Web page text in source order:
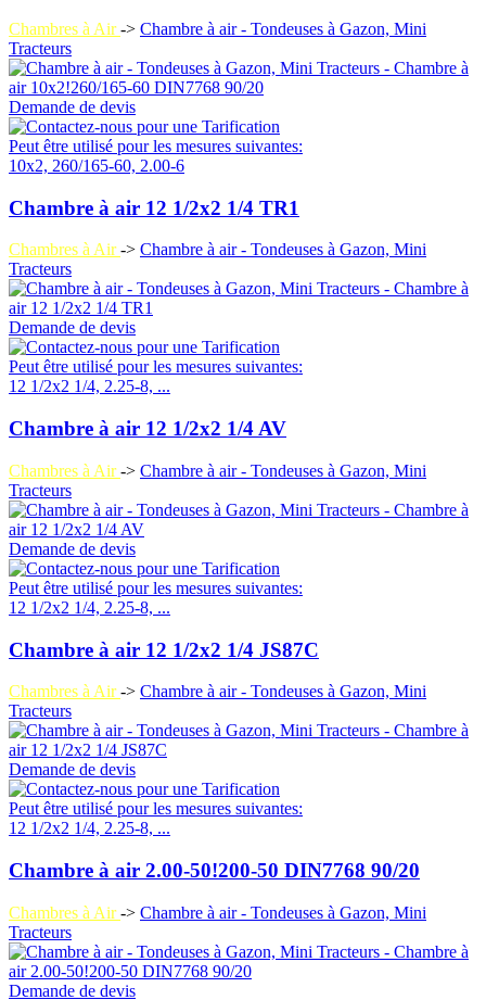
Chambres à Air-> Chambre à air - Tondeuses à Gazon, Mini
Tracteurs
Demande de devis
Peut être utilisé pour les mesures suivantes:
10x2, 260/165-60, 2.00-6
Chambre à air 12 1/2x2 1/4 TR1
Chambres à Air-> Chambre à air - Tondeuses à Gazon, Mini
Tracteurs
Demande de devis
Peut être utilisé pour les mesures suivantes:
12 1/2x2 1/4, 2.25-8, ...
Chambre à air 12 1/2x2 1/4 AV
Chambres à Air-> Chambre à air - Tondeuses à Gazon, Mini
Tracteurs
Demande de devis
Peut être utilisé pour les mesures suivantes:
12 1/2x2 1/4, 2.25-8, ...
Chambre à air 12 1/2x2 1/4 JS87C
Chambres à Air-> Chambre à air - Tondeuses à Gazon, Mini
Tracteurs
Demande de devis
Peut être utilisé pour les mesures suivantes:
12 1/2x2 1/4, 2.25-8, ...
Chambre à air 2.00-50!200-50 DIN7768 90/20
Chambres à Air-> Chambre à air - Tondeuses à Gazon, Mini
Tracteurs
Demande de devis